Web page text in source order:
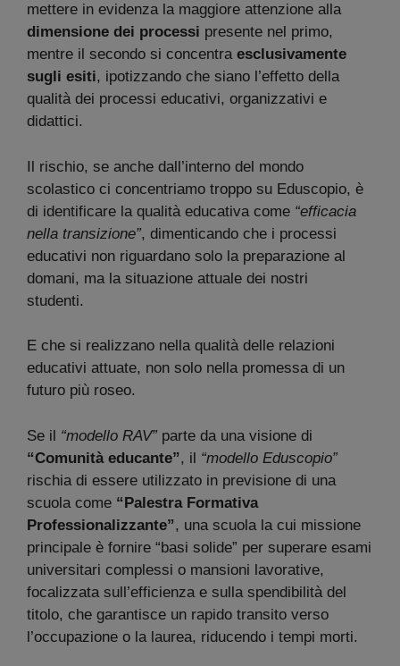
mettere in evidenza la maggiore attenzione alla
dimensione dei processi presente nel primo,
mentre il secondo si concentra esclusivamente
sugli esiti, ipotizzando che siano l’effetto della
qualità dei processi educativi, organizzativi e
didattici.
Il rischio, se anche dall’interno del mondo
scolastico ci concentriamo troppo su Eduscopio, è
di identificare la qualità educativa come “efficacia
nella transizione”, dimenticando che i processi
educativi non riguardano solo la preparazione al
domani, ma la situazione attuale dei nostri
studenti.
E che si realizzano nella qualità delle relazioni
educativi attuate, non solo nella promessa di un
futuro più roseo.
Se il “modello RAV” parte da una visione di
“Comunità educante”, il “modello Eduscopio”
rischia di essere utilizzato in previsione di una
scuola come “Palestra Formativa
Professionalizzante”, una scuola la cui missione
principale è fornire “basi solide” per superare esami
universitari complessi o mansioni lavorative,
focalizzata sull’efficienza e sulla spendibilità del
titolo, che garantisce un rapido transito verso
l’occupazione o la laurea, riducendo i tempi morti.